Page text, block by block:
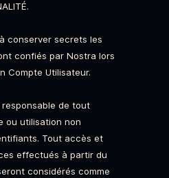
à conserver secrets les
confiés par Nostra lors
Compte Utilisateur.
responsable de tout
ou utilisation non
Tout accès et
effectués à partir du
considérés comme